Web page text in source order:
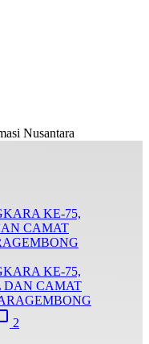
KE-75,
DAN CAMAT
2